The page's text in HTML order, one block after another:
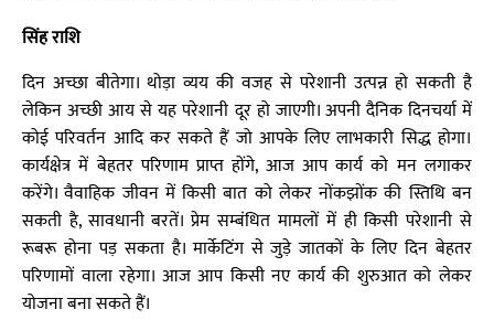
सिंह राशि
दिन अच्छा बीतेगा। थोड़ा व्यय की वजह से परेशानी उत्पन्न हो सकती है
लेकिन अच्छी आय से यह परेशानी दूर हो जाएगी। अपनी दैनिक दिनचर्या में
कोई परिवर्तन आदि कर सकते हैं जो आपके लिए लाभकारी सिद्ध होगा।
कार्यक्षेत्र में बेहतर परिणाम प्राप्त होंगे, आज आप कार्य को मन लगाकर
करेंगे। वैवाहिक जीवन में किसी बात को लेकर नोंकझोंक की स्तिथि बन
सकती है, सावधानी बरतें। प्रेम सम्बंधित मामलों में ही किसी परेशानी से
रूबरू होना पड़ सकता है। मार्केटिंग से जुड़े जातकों के लिए दिन बेहतर
परिणामों वाला रहेगा। आज आप किसी नए कार्य की शुरुआत को लेकर
योजना बना सकते हैं।